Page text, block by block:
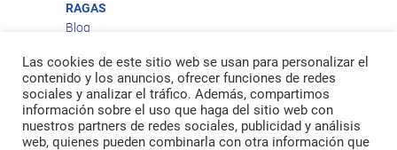
RAGAS
Blog
Política de privacidad
Política de cookies
Política de envío
Política de devoluciones
Las cookies de este sitio web se usan para personalizar el
contenido y los anuncios, ofrecer funciones de redes
sociales y analizar el tráfico. Además, compartimos
información sobre el uso que haga del sitio web con
nuestros partners de redes sociales, publicidad y análisis
web, quienes pueden combinarla con otra información que